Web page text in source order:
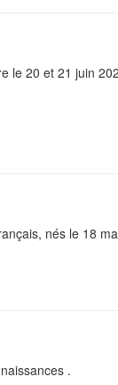
le 20 et 21 juin
nés le 18
.